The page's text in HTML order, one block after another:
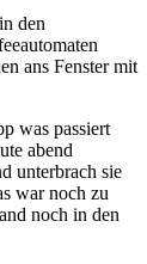
den
ans Fenster mit
was passiert
abend
unterbrach sie
war noch zu
noch in den